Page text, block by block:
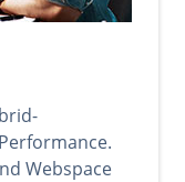
Webspace